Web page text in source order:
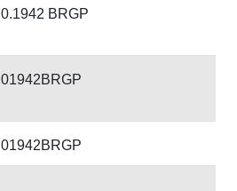
0.1942 BRGP
01942BRGP
01942BRGP